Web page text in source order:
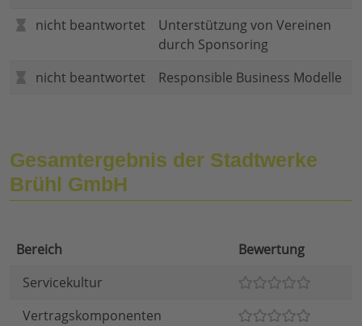
nicht beantwortet
Unterstützung von Vereinen
durch Sponsoring
nicht beantwortet
Responsible Business Modelle
Gesamtergebnis der Stadtwerke
Brühl GmbH
Bereich
Bewertung
Servicekultur
Vertragskomponenten